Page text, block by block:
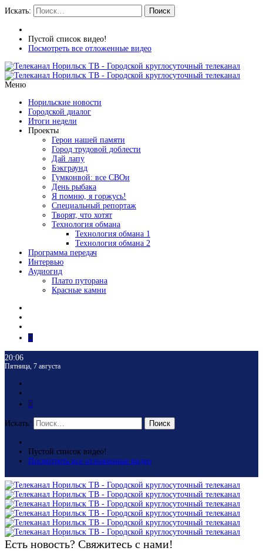
Искать: Поиск
Пустой список видео!
Посмотреть все отложенные видео
Меню
Норильские новости
Городской диалог
Итоги недели
Проекты
Герои нашей памяти
Город трудовой доблести
Дай лапу
Бэкграунд
Гумконвой: все СВОи
День рыбака
Я помню, я горжусь!
Специальный репортаж
Творят, что хотят
Технология обмана
Технология обмана 1
Технология обмана 2
Программа передач
Интервью
Аудиогид
Плато путорана
Красные камни
20:06
Пятница, 7 августа
Искать: Поиск
Пустой список видео!
Посмотреть все отложенные видео
Есть новость? Свяжитесь с нами!